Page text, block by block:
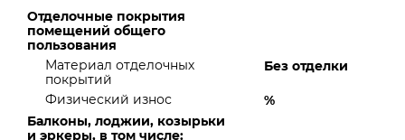
Отделочные покрытия
помещений общего
пользования
Материал отделочных
покрытий
Без отделки
Физический износ
%
Балконы, лоджии, козырьки
и эркеры, в том числе: